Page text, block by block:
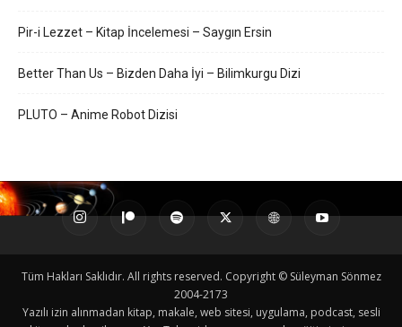
Pir-i Lezzet – Kitap İncelemesi – Saygın Ersin
Better Than Us – Bizden Daha İyi – Bilimkurgu Dizi
PLUTO – Anime Robot Dizisi
Tüm Hakları Saklıdır. All rights reserved. Copyright © Süleyman Sönmez
2004-2173
Yazılı izin alınmadan kitap, makale, web sitesi, uygulama, podcast, sesli